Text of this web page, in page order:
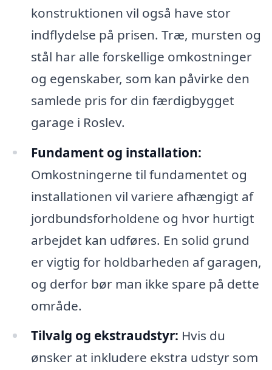
konstruktionen vil også have stor
indflydelse på prisen. Træ, mursten og
stål har alle forskellige omkostninger
og egenskaber, som kan påvirke den
samlede pris for din færdigbygget
garage i Roslev.
Fundament og installation:
Omkostningerne til fundamentet og
installationen vil variere afhængigt af
jordbundsforholdene og hvor hurtigt
arbejdet kan udføres. En solid grund
er vigtig for holdbarheden af garagen,
og derfor bør man ikke spare på dette
område.
Tilvalg og ekstraudstyr: Hvis du
ønsker at inkludere ekstra udstyr som